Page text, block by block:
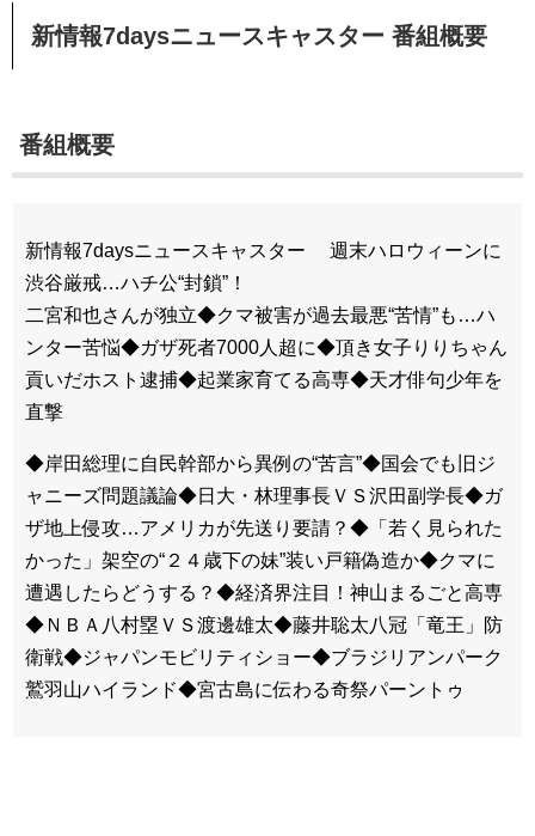
新情報7daysニュースキャスター 番組概要
番組概要
新情報7daysニュースキャスター 週末ハロウィーンに
渋谷厳戒…ハチ公“封鎖”！
二宮和也さんが独立◆クマ被害が過去最悪“苦情”も…ハ
ンター苦悩◆ガザ死者7000人超に◆頂き女子りりちゃん
貢いだホスト逮捕◆起業家育てる高専◆天才俳句少年を
直撃
◆岸田総理に自民幹部から異例の“苦言”◆国会でも旧ジ
ャニーズ問題議論◆日大・林理事長ＶＳ沢田副学長◆ガ
ザ地上侵攻…アメリカが先送り要請？◆「若く見られた
かった」架空の“２４歳下の妹”装い戸籍偽造か◆クマに
遭遇したらどうする？◆経済界注目！神山まるごと高専
◆ＮＢＡ八村塁ＶＳ渡邊雄太◆藤井聡太八冠「竜王」防
衛戦◆ジャパンモビリティショー◆ブラジリアンパーク
鷲羽山ハイランド◆宮古島に伝わる奇祭パーントゥ